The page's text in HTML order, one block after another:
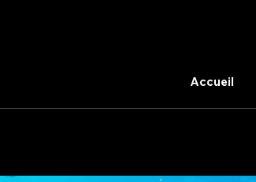
Accueil